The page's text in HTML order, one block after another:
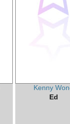
Kenny
Ed